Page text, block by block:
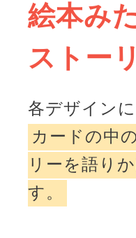
絵本み
ストー
各デザイン
カードの中
リーを語り
す。